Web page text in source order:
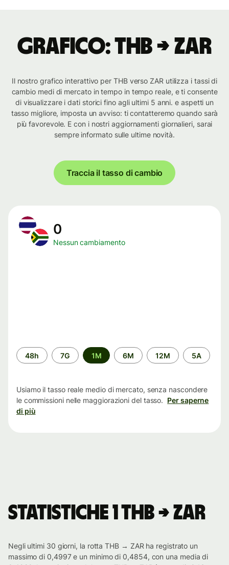
Grafico: THB → ZAR
Il nostro grafico interattivo per THB verso ZAR utilizza i tassi di
cambio medi di mercato in tempo in tempo reale, e ti consente
di visualizzare i dati storici fino agli ultimi 5 anni. e aspetti un
tasso migliore, imposta un avviso: ti contatteremo quando sarà
più favorevole. E con i nostri aggiornamenti giornalieri, sarai
sempre informato sulle ultime novità.
Traccia il tasso di cambio
0
Nessun cambiamento
Periodo
di
48h 7G 1M 6M 12M 5A
Usiamo il tasso reale medio di mercato, senza nascondere
le commissioni nelle maggiorazioni del tasso. Per saperne
di più
Statistiche 1 THB → ZAR
Negli ultimi 30 giorni, la rotta THB → ZAR ha registrato un
massimo di 0,4997 e un minimo di 0,4854, con una media di